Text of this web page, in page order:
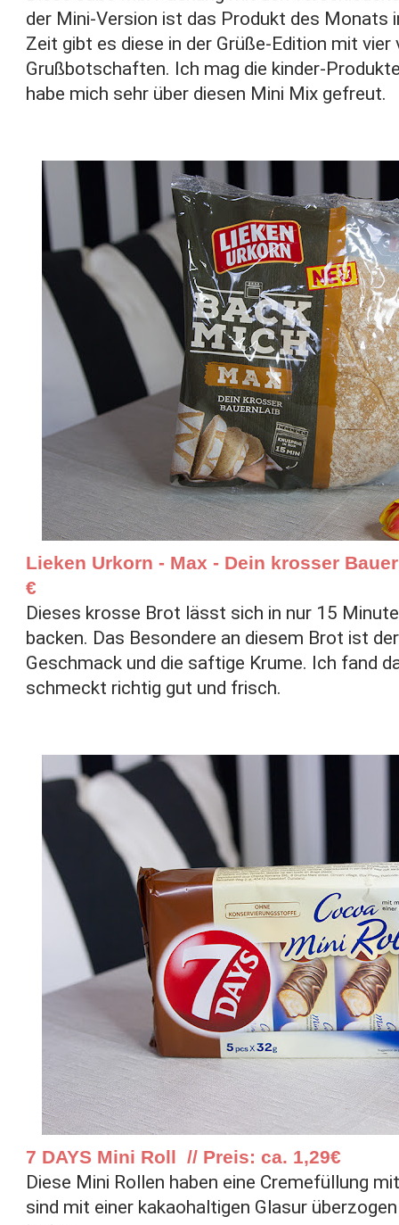
der Mini-Version ist das Produkt des Monats
Zeit gibt es diese in der Grüße-Edition mit vier
Grußbotschaften. Ich mag die kinder-
habe mich sehr über diesen Mini Mix gefreut.
Lieken Urkorn - Max - Dein krosser
€
Dieses krosse Brot lässt sich in nur 15
backen. Das Besondere an diesem Brot ist
Geschmack und die saftige Krume. Ich fand
schmeckt richtig gut und frisch.
7 DAYS Mini Roll // Preis: ca. 1,29€
Diese Mini Rollen haben eine Cremefüllung
sind mit einer kakaohaltigen Glasur